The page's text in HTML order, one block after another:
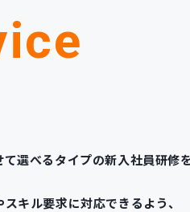
選べるタイプの新入社員研修
キル要求に対応できるよう、